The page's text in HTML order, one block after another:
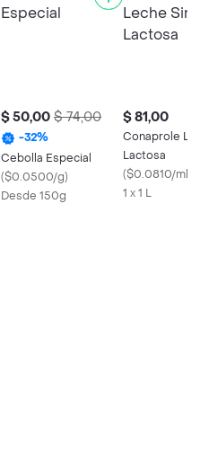
$ 50,00 $ 74,00
-32%
Cebolla Especial
($0.0500/g)
Desde 150g
$ 81,00
Conaprole
Lactosa
($0.0810/ml
1 x 1 L